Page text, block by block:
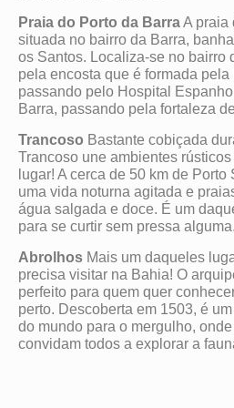
Praia do Porto da BarraA praia
situada no bairro da Barra,
os Santos. Localiza-se no bairro
pela encosta que é formada pela
passando pelo Hospital
Barra, passando pela fortaleza
Trancoso Bastante cobiçada
Trancoso une ambientes
lugar! A cerca de 50 km de
uma vida noturna agitada e
água salgada e doce. É um
para se curtir sem pressa alguma.
Abrolhos Mais um daqueles
precisa visitar na Bahia! O
perfeito para quem quer
perto. Descoberta em 1503, é
do mundo para o mergulho,
convidam todos a explorar a